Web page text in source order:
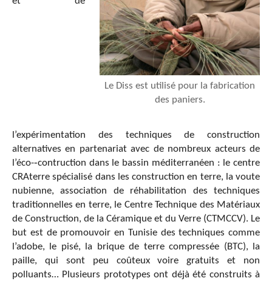
Le Diss est utilisé pour la fabrication
des paniers.
l’expérimentation des techniques de construction
alternatives en partenariat avec de nombreux acteurs de
l’éco-­‐contruction dans le bassin méditerranéen : le centre
CRAterre spécialisé dans les construction en terre, la voute
nubienne, association de réhabilitation des techniques
traditionnelles en terre, le Centre Technique des Matériaux
de Construction, de la Céramique et du Verre (CTMCCV). Le
but est de promouvoir en Tunisie des techniques comme
l’adobe, le pisé, la brique de terre compressée (BTC), la
paille, qui sont peu coûteux voire gratuits et non
polluants… Plusieurs prototypes ont déjà été construits à